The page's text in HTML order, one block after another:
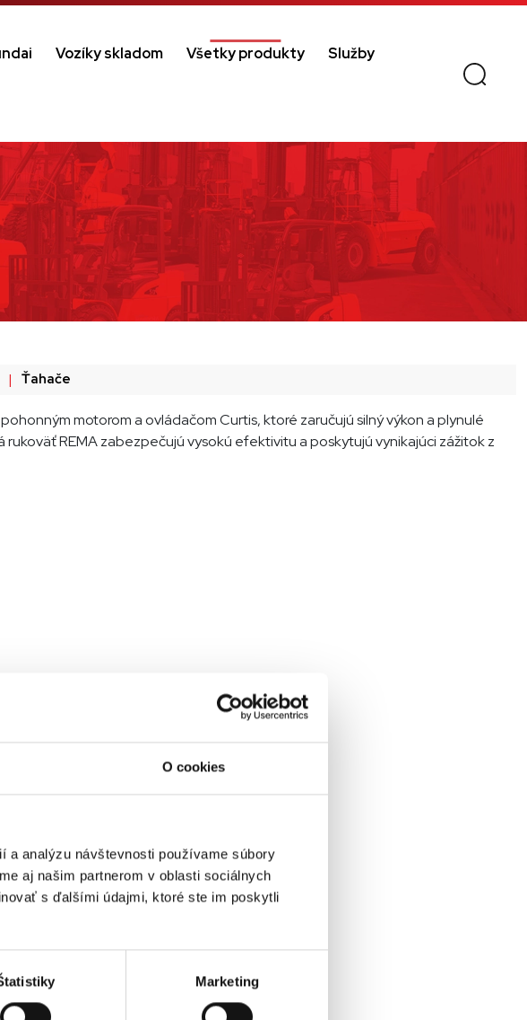
O cookies
a analýzu návštevnosti používame súbory
aj našim partnerom v oblasti sociálnych
s ďalšími údajmi, ktoré ste im poskytli
Marketing
Vozíky skladom Všetky produkty Služby
| Ťahače
motorom a ovládačom Curtis, ktoré zaručujú silný výkon a plynulé
REMA zabezpečujú vysokú efektivitu a poskytujú vynikajúci zážitok z